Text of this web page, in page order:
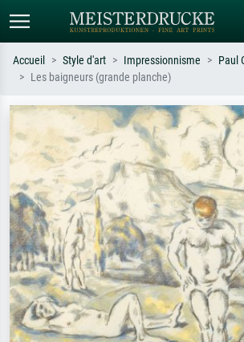
Recherchez par artiste, titre ou style –
ex. Monet, Nuit étoilée,
impressionnisme, vague de Hokusai,
nu.
Décrivez la
abstrait
tableau
Accueil Style d'art Impressionnisme
Paul
Les baigneurs (grande planche)